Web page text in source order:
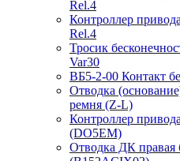
Rel.4
Контроллер
Rel.4
Тросик
Var30
ВБ5-2-00 Контакт
Отводка
ремня (Z-L)
Контроллер
(DO5EM)
Отводка ДК правая